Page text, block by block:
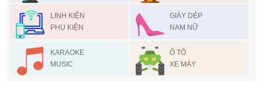
LINH KIỆN
PHỤ KIỆN
GIÀY DÉP
NAM NỮ
KARAOKE
MUSIC
Ô TÔ
XE MÁY